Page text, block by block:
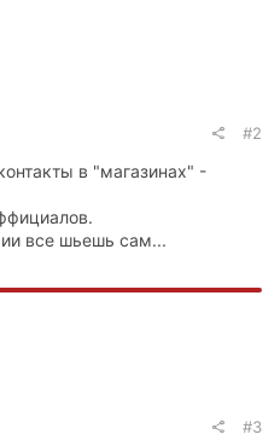
#2
в "магазинах" -
все шьешь сам...
#3